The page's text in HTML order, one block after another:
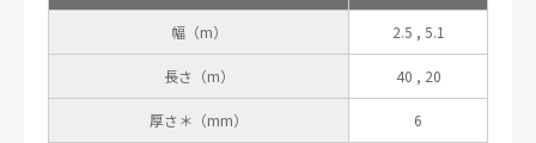
幅（m） 2.5 , 5.1
長さ（m） 40 , 20
厚さ＊（mm） 6